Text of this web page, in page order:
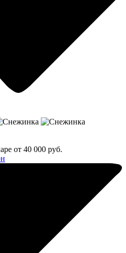
от 40 000 руб.